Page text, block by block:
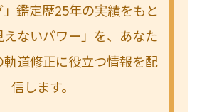
」鑑定歴25年の実績をもと
えないパワー」を、あなた
道修正に役立つ情報を配
信します。